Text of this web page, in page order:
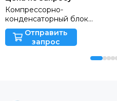
Компрессорно-
конденсаторный блок
SMAEY 61Отправить
запрос